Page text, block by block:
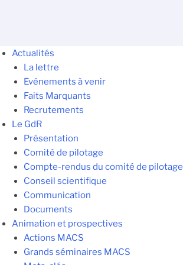
Actualités
La lettre
Evénements à venir
Faits Marquants
Recrutements
Le GdR
Présentation
Comité de pilotage
Compte-rendus du comité de pilotage
Conseil scientifique
Communication
Documents
Animation et prospectives
Actions MACS
Grands séminaires MACS